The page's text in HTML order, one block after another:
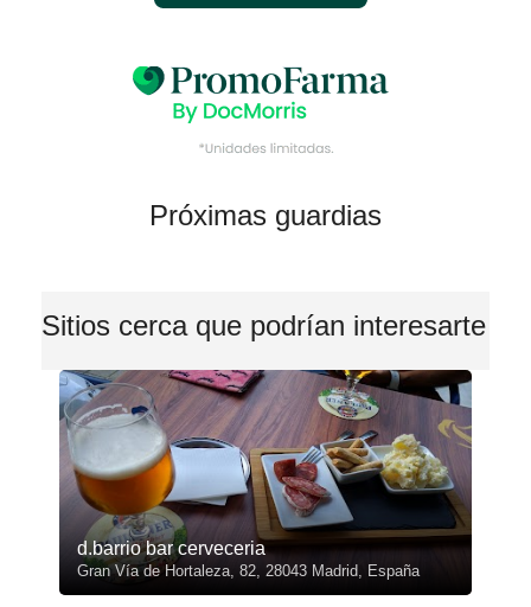
Próximas guardias
Sitios cerca que podrían interesarte
d.barrio bar cerveceria
Gran Vía de Hortaleza, 82, 28043 Madrid, España